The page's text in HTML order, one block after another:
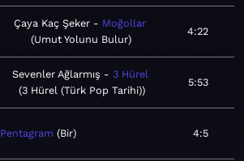
Çaya Kaç Şeker
Moğollar
Umut Yolunu Bulur
4:22
Sevenler Ağlarmış
3 Hürel
3 Hürel (Türk Pop Tarihi)
5:53
Pentagram Bir 4:5